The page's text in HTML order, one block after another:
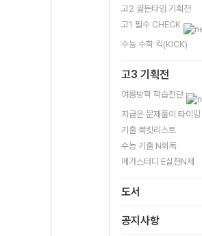
고2 골든타임 기획전
고1 필수 CHECK
수능 수학 킥(KICK)
고3 기획전
여름방학 학습진단
지금은 문제풀이 타이밍
기출 북킷리스트
수능 기출 N회독
메가스터디 E실전N제
도서
공지사항
수학영역 수학I 4
점 공략 190제
(2026년용)